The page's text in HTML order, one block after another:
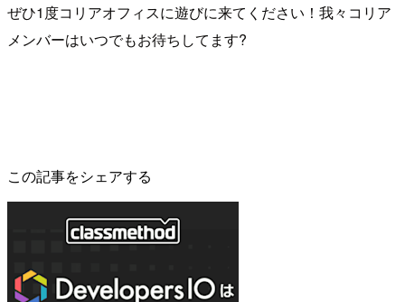
ぜひ1度コリアオフィスに遊びに来てください！我々コリア
メンバーはいつでもお待ちしてます?
この記事をシェアする